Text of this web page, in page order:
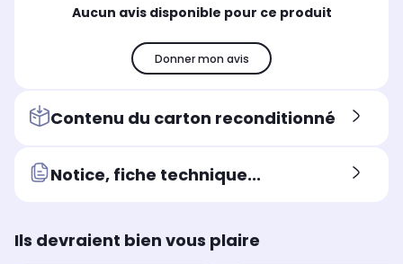
Aucun avis disponible pour ce produit
Donner mon avis
Contenu du carton reconditionné
Notice, fiche technique...
Ils devraient bien vous plaire